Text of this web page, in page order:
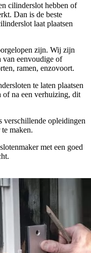
cilinderslot hebben of
Dan is de beste
laat plaatsen
zijn. Wij zijn
van eenvoudige of
ramen, enzovoort.
te laten plaatsen
of na een verhuizing, dit
verschillende opleidingen
maken.
met een goed